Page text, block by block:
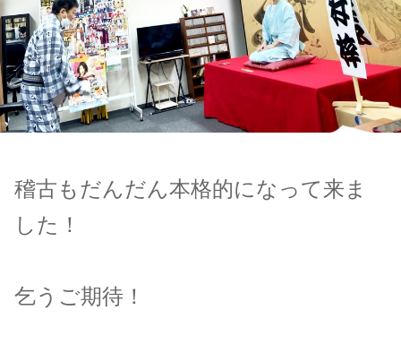
稽古もだんだん本格的になって来ま
した！
乞うご期待！